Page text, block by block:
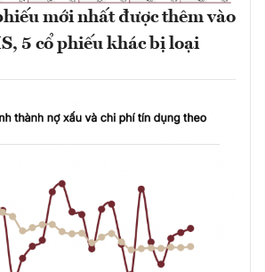
mới nhất được thêm vào
5 cổ phiếu khác bị loại